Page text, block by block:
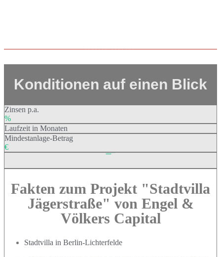
Konditionen auf einen Blick
Zinsen p.a.
%
Laufzeit in Monaten
Mindestanlage-Betrag
€
Fakten zum Projekt "Stadtvilla
Jägerstraße" von Engel &
Völkers Capital
Stadtvilla in Berlin-Lichterfelde